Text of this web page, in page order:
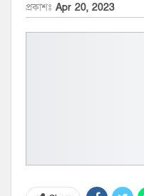
প্রকাশঃ Apr 20, 2023